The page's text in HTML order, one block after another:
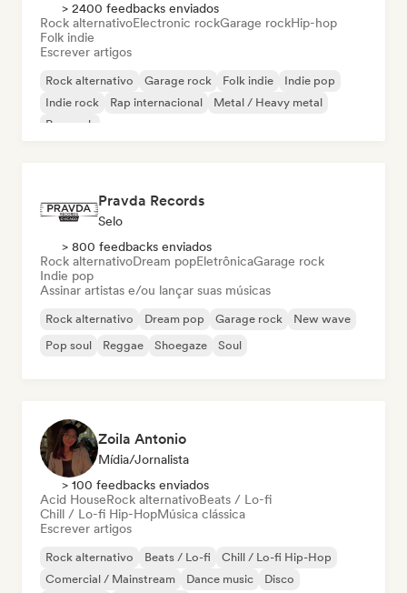
> 2400 feedbacks enviados
Rock alternativoElectronic rockGarage rockHip-hop
Folk indie
Escrever artigos
Rock alternativo Garage rock Folk indie
Indie pop
Indie rock
Rap internacional
Metal / Heavy metal
Pop rock
Pravda Records
Selo
> 800 feedbacks enviados
Rock alternativoDream popEletrônicaGarage rock
Indie pop
Assinar artistas e/ou lançar suas músicas
Rock alternativo Dream pop Garage rock
New wave
Pop soul
Reggae Shoegaze Soul
Zoila Antonio
Mídia/Jornalista
> 100 feedbacks enviados
Acid HouseRock alternativoBeats / Lo-fi
Chill / Lo-fi Hip-HopMúsica clássica
Escrever artigos
Rock alternativo Beats / Lo-fi
Chill / Lo-fi Hip-Hop
Comercial / Mainstream
Dance music
Disco